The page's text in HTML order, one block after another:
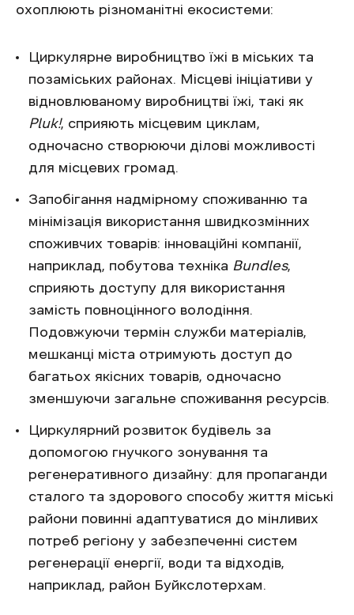
охоплюють різноманітні екосистеми:
Циркулярне виробництво їжі в міських та
позаміських районах. Місцеві ініціативи у
відновлюваному виробництві їжі, такі як
Pluk!, сприяють місцевим циклам,
одночасно створюючи ділові можливості
для місцевих громад.
Запобігання надмірному споживанню та
мінімізація використання швидкозмінних
споживчих товарів: інноваційні компанії,
наприклад, побутова техніка Bundles,
сприяють доступу для використання
замість повноцінного володіння.
Подовжуючи термін служби матеріалів,
мешканці міста отримують доступ до
багатьох якісних товарів, одночасно
зменшуючи загальне споживання ресурсів.
Циркулярний розвиток будівель за
допомогою гнучкого зонування та
регенеративного дизайну: для пропаганди
сталого та здорового способу життя міські
райони повинні адаптуватися до мінливих
потреб регіону у забезпеченні систем
регенерації енергії, води та відходів,
наприклад, район Буйкслотерхам.